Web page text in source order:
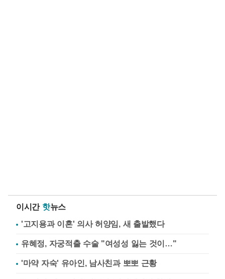
이시간 핫뉴스
'고지용과 이혼' 의사 허양임, 새 출발했다
유혜정, 자궁적출 수술 "여성성 잃는 것이…"
'마약 자숙' 유아인, 남사친과 뽀뽀 근황